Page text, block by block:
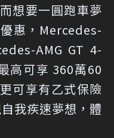
想要一圓跑車夢
惠，Mercedes-
AMG GT 4-
高可享 360萬60
可享有乙式保險
我疾速夢想，體